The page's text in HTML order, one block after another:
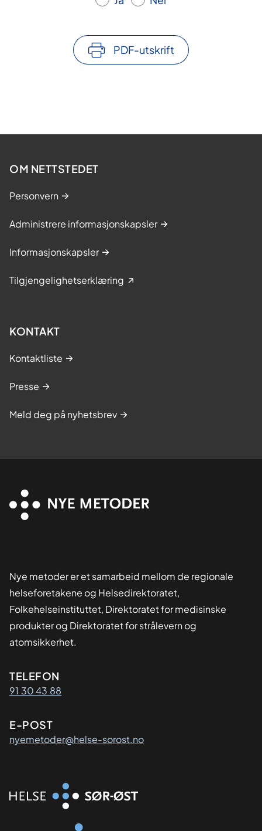
PDF-utskrift
OM NETTSTEDET
Personvern
Administrere informasjonskapsler
Informasjonskapsler
Tilgjengelighetserklæring
KONTAKT
Kontaktliste
Presse
Meld deg på nyhetsbrev
Nye metoder er et samarbeid mellom de regionale
helseforetakene og Helsedirektoratet,
Folkehelseinstituttet, Direktoratet for medisinske
produkter og Direktoratet for strålevern og
atomsikkerhet.
Kontaktinformasjon
TELEFON
91 30 43 88
E-POST
nyemetoder@helse-sorost.no
Organisasjon